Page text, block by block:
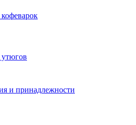
утюгов
и принадлежности